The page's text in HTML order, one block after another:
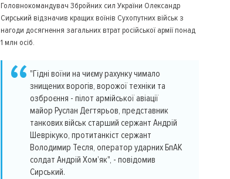
Головнокомандувач Збройних сил України Олександр
Сирський відзначив кращих воїнів Сухопутних військ з
нагоди досягнення загальних втрат російської армії понад
1 млн осіб.
"Гідні воїни на чиєму рахунку чимало
знищених ворогів, ворожої техніки та
озброєння - пілот армійської авіації
майор Руслан Дегтярьов, представник
танкових військ старший сержант Андрій
Шеврікуко, протитанкіст сержант
Володимир Тесля, оператор ударних БпАК
солдат Андрій Хом’як", - повідомив
Сирський.